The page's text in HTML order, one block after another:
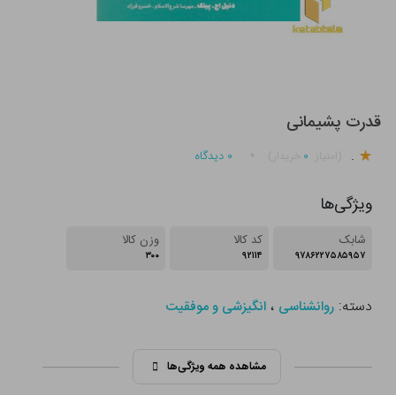
قدرت پشیمانی
. ۰ ۰ دیدگاه
ویژگی‌ها
شابک
۹۷۸۶۲۲۷۵۸۵۹۵۷
کد کالا
۹۲۱۱۴
وزن کالا
۳۰۰
دسته:روانشناسی ،انگیزشی و موفقیت
مشاهده همه ویژگی‌ها